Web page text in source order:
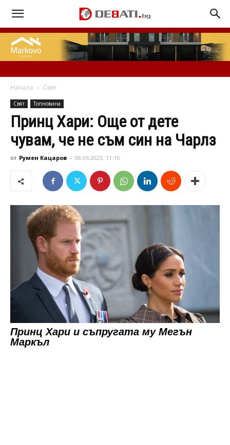
Начало Свят
Свят Топновина
Принц Хари: Още от дете
чувам, че не съм син на Чарлз
от Румен Кацаров - 08.06.2023, 11:16
Принц Хари и съпругата му Мегън
Маркъл